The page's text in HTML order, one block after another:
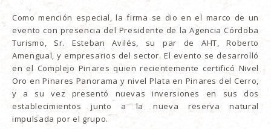
Como mención especial, la firma se dio en el marco de un
evento con presencia del Presidente de la Agencia Córdoba
Turismo, Sr. Esteban Avilés, su par de AHT, Roberto
Amengual, y empresarios del sector. El evento se desarrolló
en el Complejo Pinares quien recientemente certificó Nivel
Oro en Pinares Panorama y nivel Plata en Pinares del Cerro,
y a su vez presentó nuevas inversiones en sus dos
establecimientos junto a la nueva reserva natural
impulsada por el grupo.